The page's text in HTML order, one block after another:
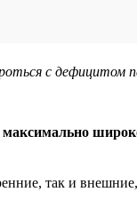
с дефицитом
максимально
так и